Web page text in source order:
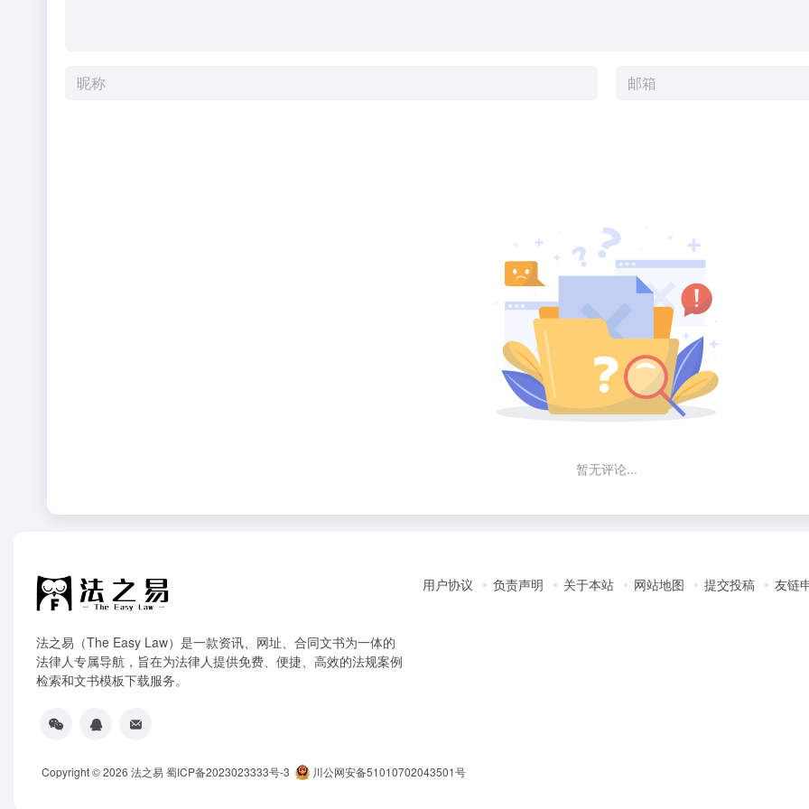
暂无评论...
法之易（The Easy Law）是一款资讯、网址、合同文书为一体的
法律人专属导航，旨在为法律人提供免费、便捷、高效的法规案例
检索和文书模板下载服务。
用户协议 负责声明 关于本站 网站地图 提交投稿 友链
Copyright © 2026 法之易蜀ICP备2023023333号-3 川公网安备51010702043501号